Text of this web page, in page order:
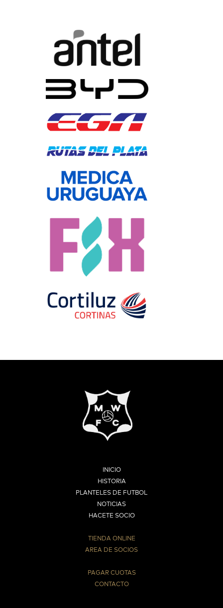
INICIO
HISTORIA
PLANTELES DE FUTBOL
NOTICIAS
HACETE SOCIO
TIENDA ONLINE
AREA DE SOCIOS
PAGAR CUOTAS
CONTACTO